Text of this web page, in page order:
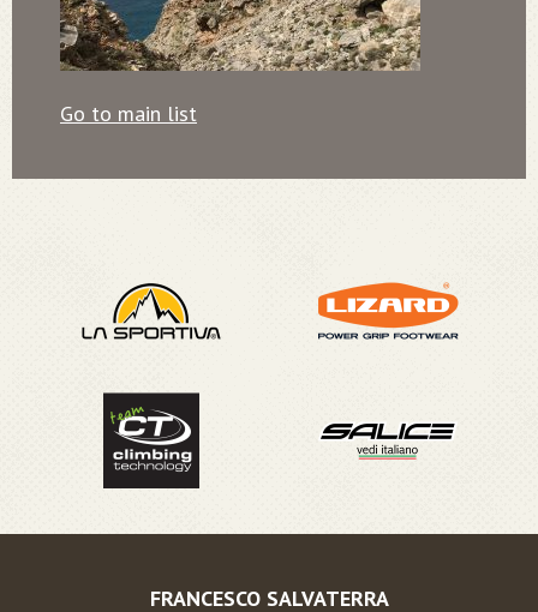
Go to main list
FRANCESCO SALVATERRA